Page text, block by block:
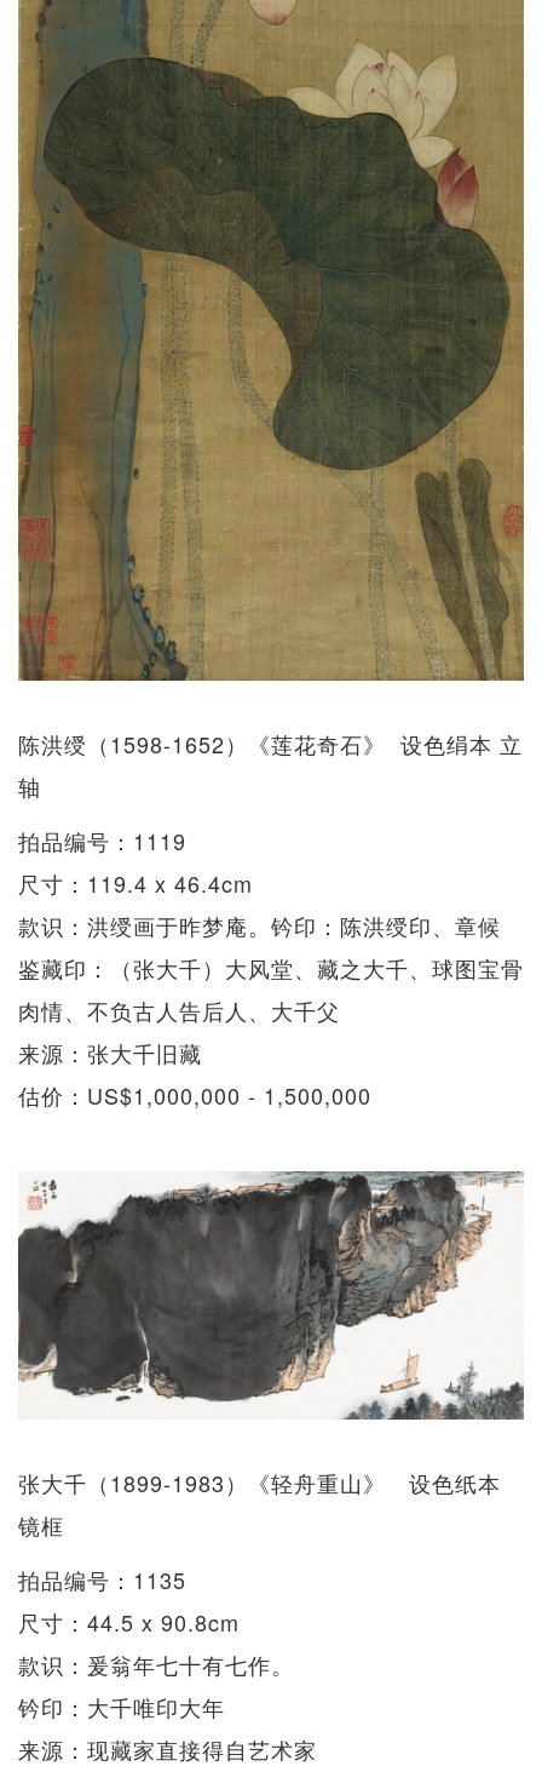
陈洪绶（1598-1652）《莲花奇石》 设色绢本 立
轴
拍品编号：1119
尺寸：119.4 x 46.4cm
款识：洪绶画于昨梦庵。钤印：陈洪绶印、章候
鉴藏印：（张大千）大风堂、藏之大千、球图宝骨
肉情、不负古人告后人、大千父
来源：张大千旧藏
估价：US$1,000,000 - 1,500,000
张大千（1899-1983）《轻舟重山》 设色纸本
镜框
拍品编号：1135
尺寸：44.5 x 90.8cm
款识：爰翁年七十有七作。
钤印：大千唯印大年
来源：现藏家直接得自艺术家